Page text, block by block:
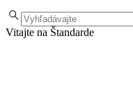
Vitajte na Štandarde